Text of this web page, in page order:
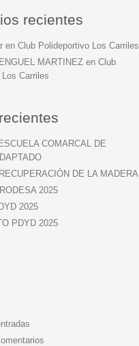
recientes
enClub Polideportivo Los Carriles
MARTINEZ enClub
Carriles
COMARCAL DE
DE LA MADERA
2025
2025
PDYD 2025